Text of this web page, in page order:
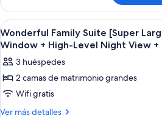
Level
Night
View
+
Smart
Toilet]
+
High-
Level
Night
View
+
Smart
Toilet]
Suite
Abrir
todas
las
fotos
de
Wonderful
Family
Un
7
Wonderful Family Suite [Super
Window + High-Level Night View
3 huéspedes
2 camas de matrimonio grandes
Wifi gratis
Ver más detalles
Más